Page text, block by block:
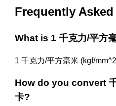
Frequently
What is 1 千克力/平方
1 千克力/平方毫米 (kgf/
How do you convert
卡?